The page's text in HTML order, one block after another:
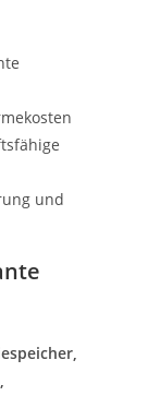
und